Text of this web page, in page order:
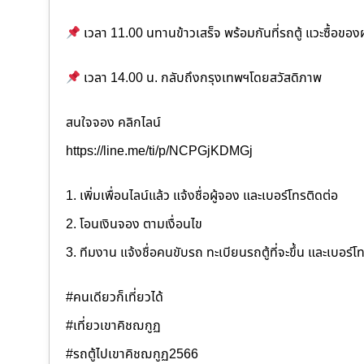
เวลา 11.00 นทานข้าวเสร็จ พร้อมกันที่รถตู้ แวะซื้อขอ
เวลา 14.00 น. กลับถึงกรุงเทพฯโดยสวัสดิภาพ
สนใจจอง คลิกไลน์
https://line.me/ti/p/NCPGjKDMGj
1. เพิ่มเพื่อนไลน์แล้ว แจ้งชื่อผู้จอง และเบอร์โทรติดต่อ
2. โอนเงินจอง ตามเงื่อนไข
3. ทีมงาน แจ้งชื่อคนขับรถ ทะเบียนรถตู้ที่จะขึ้น และเบอร์โ
#คนเดียวก็เที่ยวได้
#เที่ยวเขาคิชฌกูฏ
#รถตู้ไปเขาคิชฌกูฏ2566